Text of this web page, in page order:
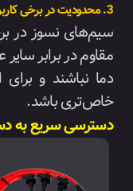
3. محدودیت در برخی کاربردها
سیم‌های نسوز در
مقاوم در برابر سایر
دما نباشند و
خاص‌تری باشد.
دسترسی سریع به